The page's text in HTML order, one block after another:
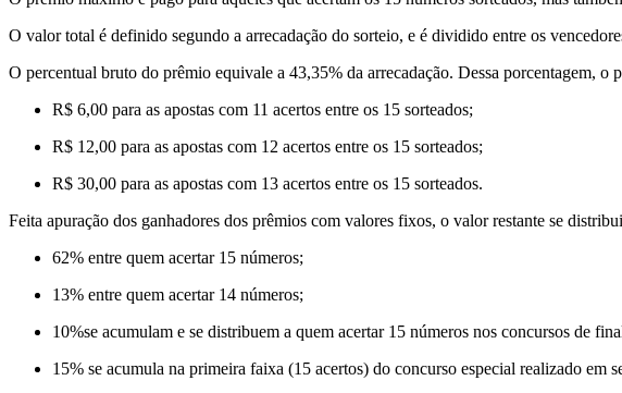
O valor total é definido segundo a arrecadação do sorteio, e é dividido entre os
O percentual bruto do prêmio equivale a 43,35% da arrecadação. Dessa porcentagem, o
R$ 6,00 para as apostas com 11 acertos entre os 15 sorteados;
R$ 12,00 para as apostas com 12 acertos entre os 15 sorteados;
R$ 30,00 para as apostas com 13 acertos entre os 15 sorteados.
Feita apuração dos ganhadores dos prêmios com valores fixos, o valor restante se
62% entre quem acertar 15 números;
13% entre quem acertar 14 números;
10%se acumulam e se distribuem a quem acertar 15 números nos concursos de
15% se acumula na primeira faixa (15 acertos) do concurso especial realizado em